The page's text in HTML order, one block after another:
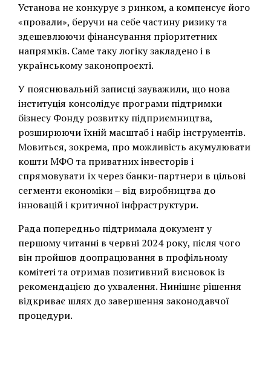
Установа не конкурує з ринком, а компенсує його
«провали», беручи на себе частину ризику та
здешевлюючи фінансування пріоритетних
напрямків. Саме таку логіку закладено і в
українському законопроєкті.
У пояснювальній записці зауважили, що нова
інституція консолідує програми підтримки
бізнесу Фонду розвитку підприємництва,
розширюючи їхній масштаб і набір інструментів.
Мовиться, зокрема, про можливість акумулювати
кошти МФО та приватних інвесторів і
спрямовувати їх через банки-партнери в цільові
сегменти економіки – від виробництва до
інновацій і критичної інфраструктури.
Рада попередньо підтримала документ у
першому читанні в червні 2024 року, після чого
він пройшов доопрацювання в профільному
комітеті та отримав позитивний висновок із
рекомендацією до ухвалення. Нинішнє рішення
відкриває шлях до завершення законодавчої
процедури.